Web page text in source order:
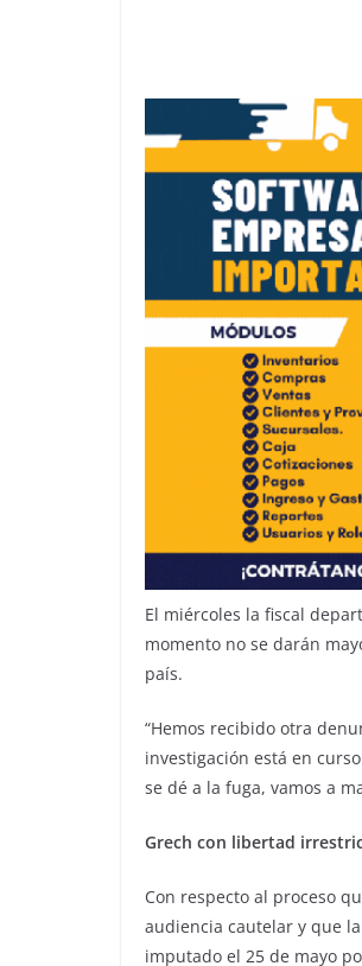
El miércoles la fiscal
momento no se darán
país.
“Hemos recibido otra
investigación está en
se dé a la fuga, vamos a
Grech con libertad
Con respecto al proceso
audiencia cautelar y que
imputado el 25 de mayo